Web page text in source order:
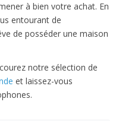
à bien votre achat. En
entourant de
de posséder une maison
notre sélection de
et laissez-vous